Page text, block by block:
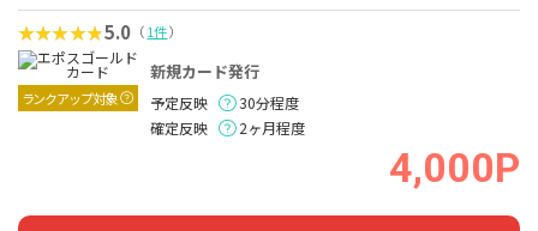
5.0 （1件）
ランクアップ対象
新規カード発行
予定反映
30分程度
確定反映
2ヶ月程度
4,000P